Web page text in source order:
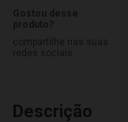
Descrição